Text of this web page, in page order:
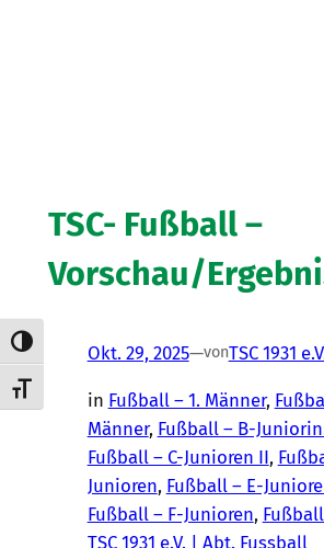
Umschalten auf hohe Kontraste
Schrift vergrößern
TSC- Fußball –
Vorschau/
Okt. 29, 2025—vonTSC 1931
in Fußball – 1. Männer,
Männer, Fußball – B-
Fußball – C-Junioren II,
Junioren, Fußball – E-
Fußball – F-Junioren,
TSC 1931 e.V. | Abt. Fussball